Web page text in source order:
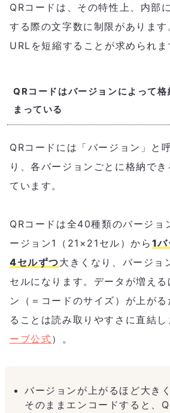
QRコードは、その特性上、内部
する際の文字数に制限があります
URLを短縮することが求められま
QRコードはバージョンによって
まっている
QRコードには「バージョン」と
り、各バージョンごとに格納で
ています。
QRコードは全40種類のバージョ
ージョン1（21×21セル）から 1
4セルずつ大きくなり、バージ
セルになります。データが増え
ン（＝コードのサイズ）が上が
ることは読み取りやすさに直結し
ーブ公式）。
バージョンが上がるほど大き
そのままエンコードすると、